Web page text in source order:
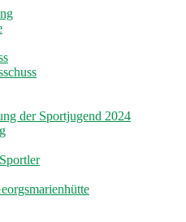
der Sportjugend 2024